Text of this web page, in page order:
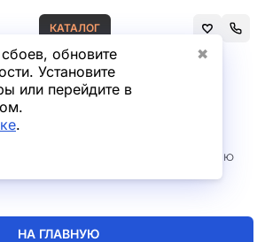
обновите
Установите
или перейдите в
.
✖
КАТАЛОГ
автомобилей
НАЙДЕНА
искать нужную вам информацию
НА ГЛАВНУЮ